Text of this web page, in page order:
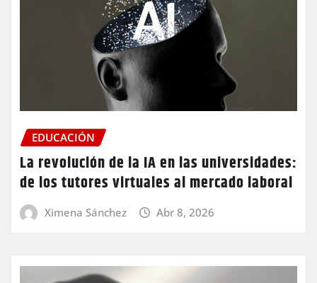
EDUCACIÓN
La revolución de la IA en las universidades:
de los tutores virtuales al mercado laboral
Ximena Sánchez Abr 8, 2026